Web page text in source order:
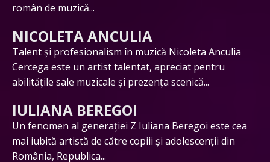
român de muzică...
NICOLETA ANCULIA
Talent și profesionalism în muzică Nicoleta Anculia
Cercega este un artist talentat, apreciat pentru
abilitățile sale muzicale și prezența scenică...
IULIANA BEREGOI
Un fenomen al generației Z Iuliana Beregoi este cea
mai iubită artistă de către copiii și adolescenții din
România, Republica...